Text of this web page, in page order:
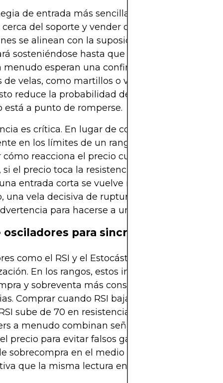
de entrada más sencilla en el trading de
del soporte y vender cerca de la
se alinean con la suposición de que el rango
sosteniéndose hasta que se demuestre lo
menudo esperan una confirmación en forma de
de velas, como martillos o velas envolventes,
reduce la probabilidad de entrar
está a punto de romperse.
es crítica. En lugar de colocar órdenes
en los límites de un rango, muchos traders
cómo reacciona el precio cuando alcanza el
si el precio toca la resistencia pero se detiene
entrada corta se vuelve más convincente.
una vela decisiva de ruptura acompañada de
para hacerse a un lado.
osciladores para sincronizar entradas
como el RSI y el Estocástico pueden agudizar
En los rangos, estos indicadores ciclan
y sobreventa más consistentemente que en
Comprar cuando RSI baja de 30 en soporte o
sube de 70 en resistencia brinda confianza
a menudo combinan señales de osciladores
precio para evitar falsos gatillos. Por ejemplo,
sobrecompra en el medio del rango es mucho
que la misma lectura en resistencia.